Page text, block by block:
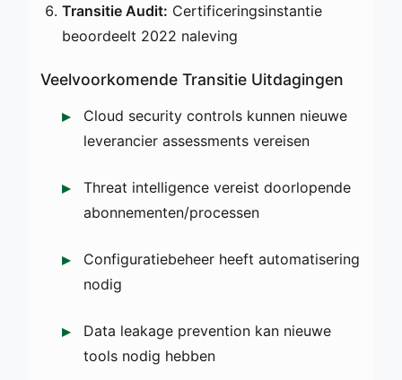
Transitie Audit: Certificeringsinstantie
beoordeelt 2022 naleving
Veelvoorkomende Transitie Uitdagingen
Cloud security controls kunnen nieuwe
leverancier assessments vereisen
Threat intelligence vereist doorlopende
abonnementen/processen
Configuratiebeheer heeft automatisering
nodig
Data leakage prevention kan nieuwe
tools nodig hebben